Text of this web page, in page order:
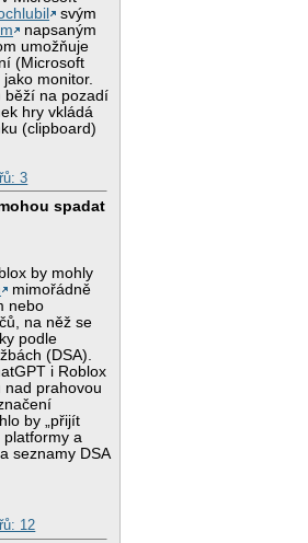
svým
napsaným
umožňuje
(Microsoft
monitor.
běží na pozadí
hry vkládá
(clipboard)
3
spadat
by mohly
mimořádně
nebo
na něž se
podle
(DSA).
i Roblox
nad prahovou
by „přijít
platformy a
seznamy DSA
12